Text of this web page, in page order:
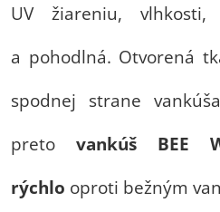
UV žiareniu,
a pohodlná. Otvorená
spodnej strane
preto vankúš BEE
rýchlo oproti bežným